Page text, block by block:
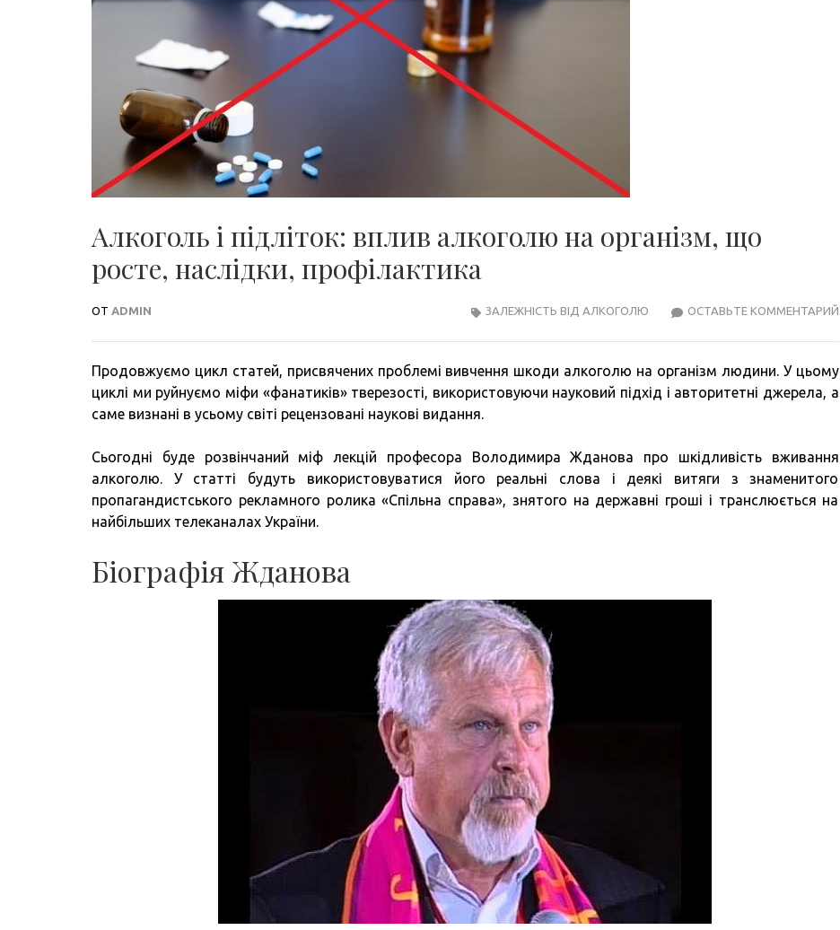
Алкоголь і підліток: вплив алкоголю на організм, що
росте, наслідки, профілактика
ОТ ADMIN ОСТАВЬТЕ КОММЕНТАРИЙ
ЗАЛЕЖНІСТЬ ВІД АЛКОГОЛЮ
Продовжуємо цикл статей, присвячених проблемі вивчення шкоди алкоголю на організм людини. У цьому
циклі ми руйнуємо міфи «фанатиків» тверезості, використовуючи науковий підхід і авторитетні джерела, а
саме визнані в усьому світі рецензовані наукові видання.
Сьогодні буде розвінчаний міф лекцій професора Володимира Жданова про шкідливість вживання
алкоголю. У статті будуть використовуватися його реальні слова і деякі витяги з знаменитого
пропагандистського рекламного ролика «Спільна справа», знятого на державні гроші і транслюється на
найбільших телеканалах України.
Біографія Жданова